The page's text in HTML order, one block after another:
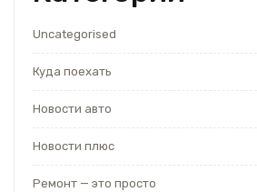
Uncategorised
Куда поехать
Новости авто
Новости плюс
Ремонт — это просто